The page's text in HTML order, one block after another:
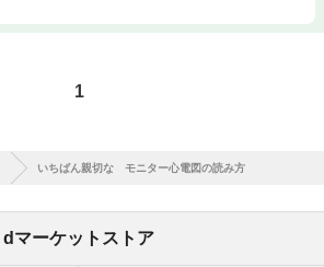
1
いちばん親切な モニター心電図の読み方
dマーケットストア